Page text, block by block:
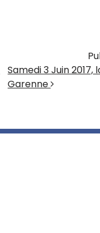
Samedi 3 Juin
Garenne